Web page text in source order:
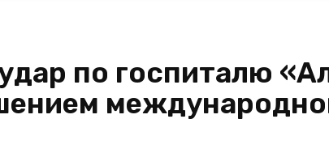
по госпиталю